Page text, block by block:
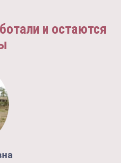
и остаются